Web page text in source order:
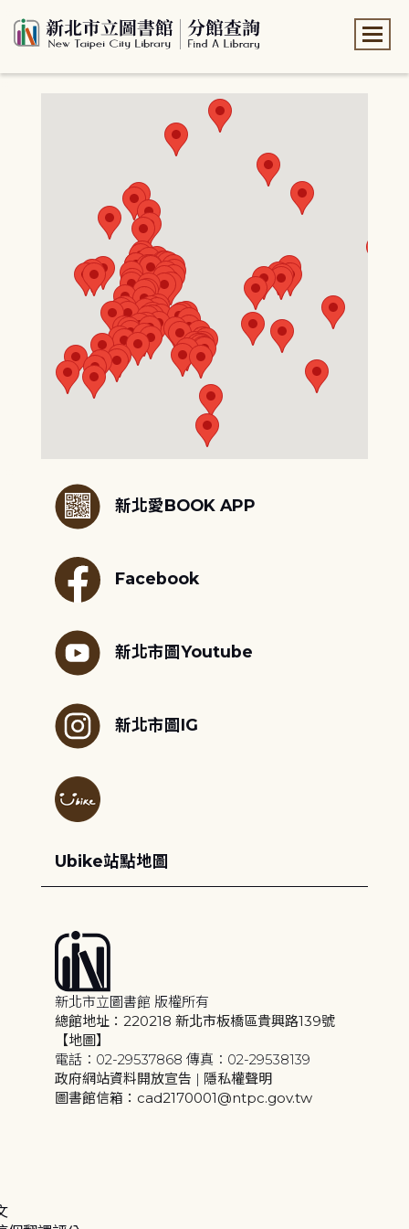
新北愛BOOK APP
Facebook
新北市圖Youtube
新北市圖IG
Ubike站點地圖
新北市立圖書館 版權所有
總館地址：220218 新北市板橋區貴興路139號
【地圖】
電話：02-29537868 傳真：02-29538139
政府網站資料開放宣告 | 隱私權聲明
圖書館信箱：cad2170001@ntpc.gov.tw